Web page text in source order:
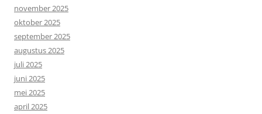
november 2025
oktober 2025
september 2025
augustus 2025
juli 2025
juni 2025
mei 2025
april 2025